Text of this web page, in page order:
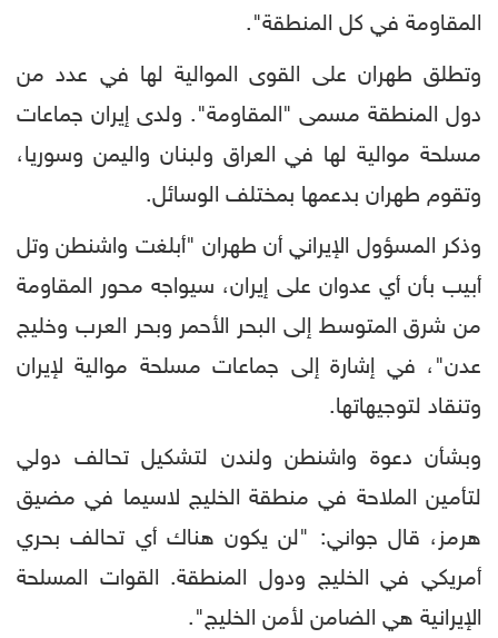
المقاومة في كل المنطقة".
وتطلق طهران على القوى الموالية لها في عدد من
دول المنطقة مسمى "المقاومة". ولدى إيران جماعات
مسلحة موالية لها في العراق ولبنان واليمن وسوريا،
وتقوم طهران بدعمها بمختلف الوسائل.
وذكر المسؤول الإيراني أن طهران "أبلغت واشنطن وتل
أبيب بأن أي عدوان على إيران، سيواجه محور المقاومة
من شرق المتوسط إلى البحر الأحمر وبحر العرب وخليج
عدن"، في إشارة إلى جماعات مسلحة موالية لإيران
وتنقاد لتوجيهاتها.
وبشأن دعوة واشنطن ولندن لتشكيل تحالف دولي
لتأمين الملاحة في منطقة الخليج لاسيما في مضيق
هرمز، قال جواني: "لن يكون هناك أي تحالف بحري
أمريكي في الخليج ودول المنطقة. القوات المسلحة
الإيرانية هي الضامن لأمن الخليج".